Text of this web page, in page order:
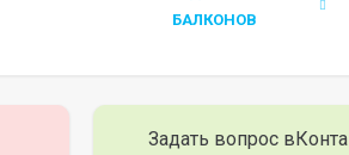
БАЛКОНОВ
Задать вопрос